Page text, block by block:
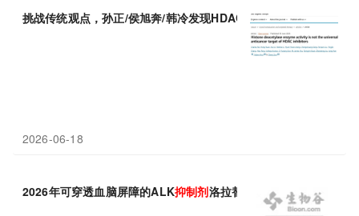
挑战传统观点，孙正/侯旭奔/韩冷发现HDAC 抑制剂抗癌，未必通过
2026-06-18
2026年可穿透血脑屏障的ALK抑制剂洛拉替尼推荐